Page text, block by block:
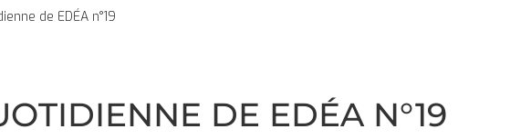
de EDÉA n°19
DE EDÉA N°19